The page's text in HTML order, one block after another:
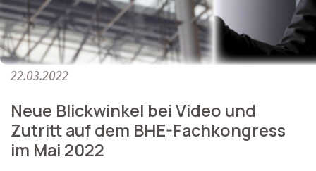
22.03.2022
Neue Blickwinkel bei Video und
Zutritt auf dem BHE-Fachkongress
im Mai 2022